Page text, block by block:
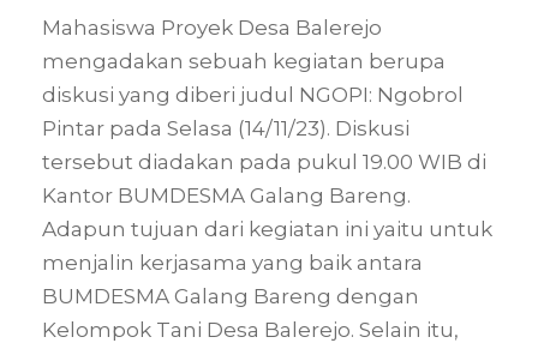
Mahasiswa Proyek Desa Balerejo
mengadakan sebuah kegiatan berupa
diskusi yang diberi judul NGOPI: Ngobrol
Pintar pada Selasa (14/11/23). Diskusi
tersebut diadakan pada pukul 19.00 WIB di
Kantor BUMDESMA Galang Bareng.
Adapun tujuan dari kegiatan ini yaitu untuk
menjalin kerjasama yang baik antara
BUMDESMA Galang Bareng dengan
Kelompok Tani Desa Balerejo. Selain itu,